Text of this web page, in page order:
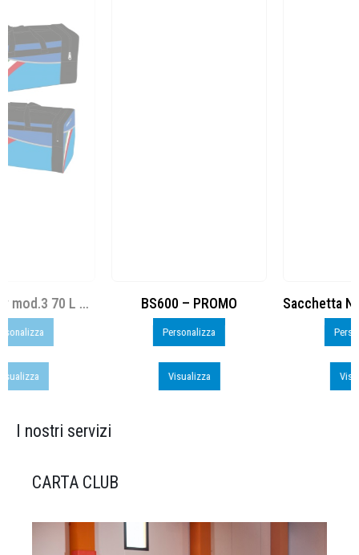
BS600 – PROMO Sacchetta Nylon_PROMO_perso
I nostri servizi
CARTA CLUB